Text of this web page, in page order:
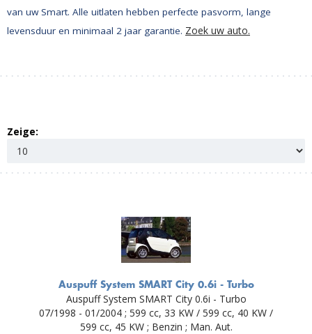
van uw Smart. Alle uitlaten hebben perfecte pasvorm, lange
levensduur en minimaal 2 jaar garantie. Zoek uw auto.
Zeige:
Auspuff System SMART City 0.6i - Turbo
Auspuff System SMART City 0.6i - Turbo
07/1998 - 01/2004 ; 599 cc, 33 KW / 599 cc, 40 KW /
599 cc, 45 KW ; Benzin ; Man. Aut.